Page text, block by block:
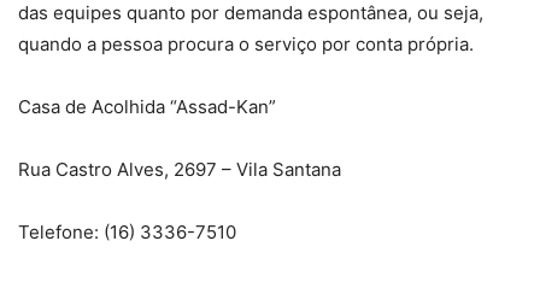
das equipes quanto por demanda espontânea, ou seja,
quando a pessoa procura o serviço por conta própria.
Casa de Acolhida “Assad-Kan”
Rua Castro Alves, 2697 – Vila Santana
Telefone: (16) 3336-7510